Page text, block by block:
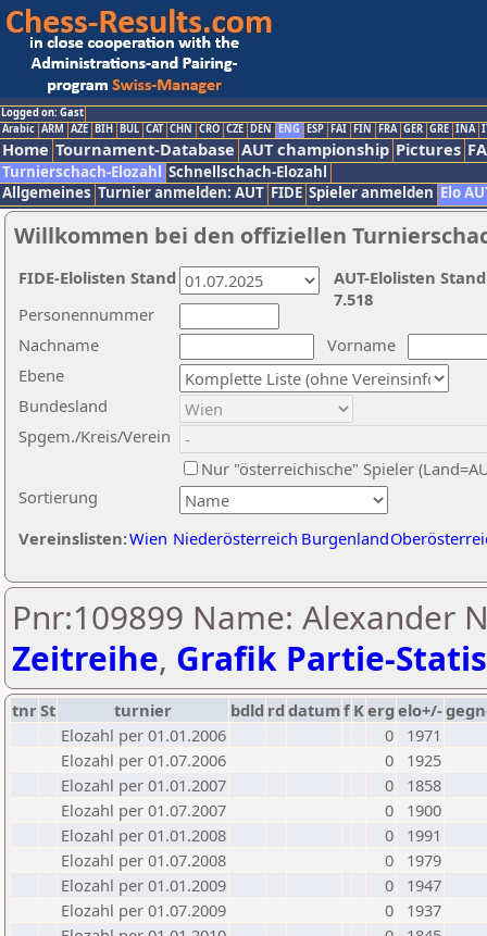
Logged on: Gast
Arabic ARM AZE BIH BUL CAT CHN CRO CZE DEN ENG ESP FAI FIN FRA GER GRE INA
Home Tournament-Database AUT championship Pictures
Turnierschach-Elozahl Schnellschach-Elozahl
Allgemeines Turnier anmelden: AUT FIDE Spieler anmelden Elo
Willkommen bei den offiziellen
Nachname
Vorname
Ebene
Sortierung
Personennummer
Bundesland
Spgem./Kreis/Verein
Nur "österreichische" Spieler
Vereinslisten:Wien Niederösterreich Burgenland
AUT-Elolisten
7.518
FIDE-Elolisten Stand
Pnr:109899 Name: Alexander
Zeitreihe, Grafik Partie-
tnrSt turnier bdld rd datumf Kerg elo+/-
Elozahl per 01.01.2006
0
1971
Elozahl per 01.07.2006
0
1925
Elozahl per 01.01.2007
0
1858
Elozahl per 01.07.2007
0
1900
Elozahl per 01.01.2008
0
1991
Elozahl per 01.07.2008
0
1979
Elozahl per 01.01.2009
0
1947
Elozahl per 01.07.2009
0
1937